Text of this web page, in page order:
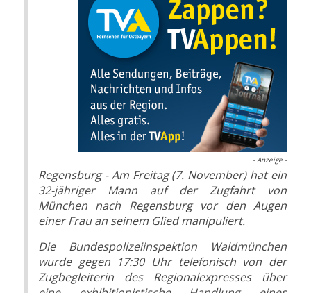
- Anzeige -
Regensburg - Am Freitag (7. November) hat ein
32-jähriger Mann auf der Zugfahrt von
München nach Regensburg vor den Augen
einer Frau an seinem Glied manipuliert.
Die Bundespolizeiinspektion Waldmünchen
wurde gegen 17:30 Uhr telefonisch von der
Zugbegleiterin des Regionalexpresses über